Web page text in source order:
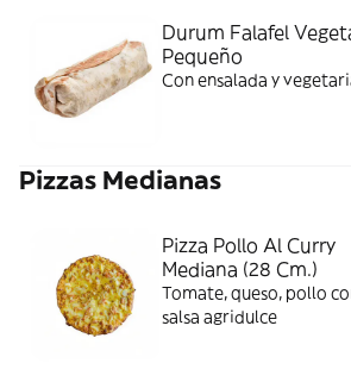
Durum Falafel
Pequeño
Con ensalada y
Pizzas Medianas
Pizza Pollo Al Curry
Mediana (28 Cm.)
Tomate, queso, pollo
salsa agridulce